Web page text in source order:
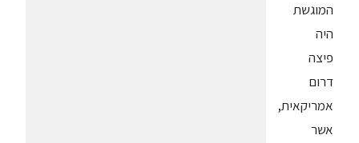
המוגשת
היה
פיצה
דרום
אמריקאית,
אשר